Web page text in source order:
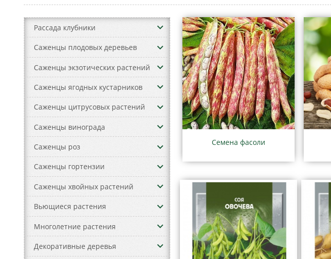
Рассада клубники keyboard_arrow_down
Саженцы плодовых деревьев keyboard_arrow_down
Саженцы экзотических растений keyboard_arrow_down
Саженцы ягодных кустарников keyboard_arrow_down
Саженцы цитрусовых растений keyboard_arrow_down
Саженцы винограда keyboard_arrow_down
Саженцы роз keyboard_arrow_down
Саженцы гортензии keyboard_arrow_down
Саженцы хвойных растений keyboard_arrow_down
Вьющиеся растения keyboard_arrow_down
Многолетние растения keyboard_arrow_down
Декоративные деревья keyboard_arrow_down
Семена фасоли